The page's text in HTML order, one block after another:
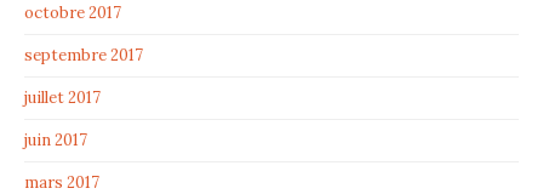
octobre 2017
septembre 2017
juillet 2017
juin 2017
mars 2017